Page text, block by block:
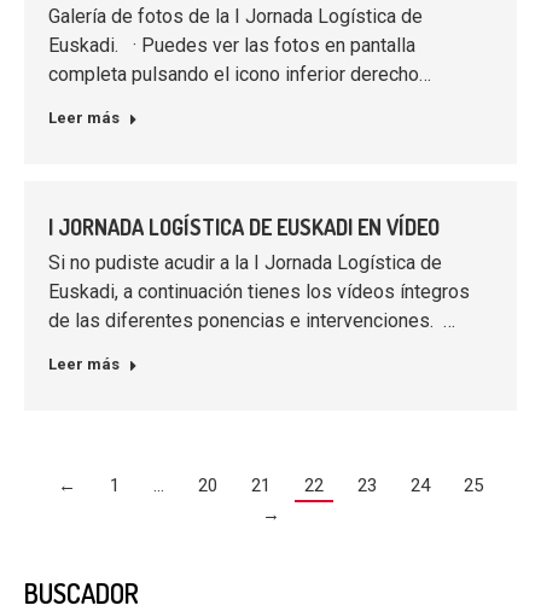
Galería de fotos de la I Jornada Logística de
Euskadi. · Puedes ver las fotos en pantalla
completa pulsando el icono inferior derecho…
Leer más
I JORNADA LOGÍSTICA DE EUSKADI EN VÍDEO
Si no pudiste acudir a la I Jornada Logística de
Euskadi, a continuación tienes los vídeos íntegros
de las diferentes ponencias e intervenciones. …
Leer más
← 1 … 20 21 22 23 24
25
→
BUSCADOR